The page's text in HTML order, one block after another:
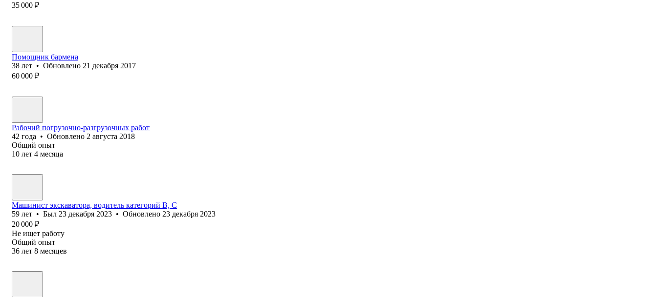
35 000 ₽
Помощник бармена
38 лет • Обновлено 21 декабря 2017
60 000 ₽
Рабочий погрузочно-разгрузочных работ
42 года • Обновлено 2 августа 2018
Общий опыт
10 лет 4 месяца
Машинист экскаватора, водитель категорий В, С
59 лет • Был 23 декабря 2023 • Обновлено 23 декабря 2023
20 000 ₽
Не ищет работу
Общий опыт
36 лет 8 месяцев